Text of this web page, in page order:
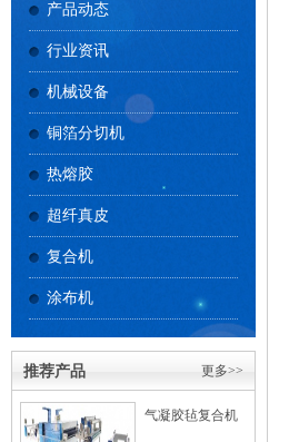
产品动态
行业资讯
机械设备
铜箔分切机
热熔胶
超纤真皮
复合机
涂布机
更多>>
推荐产品
气凝胶毡复合机